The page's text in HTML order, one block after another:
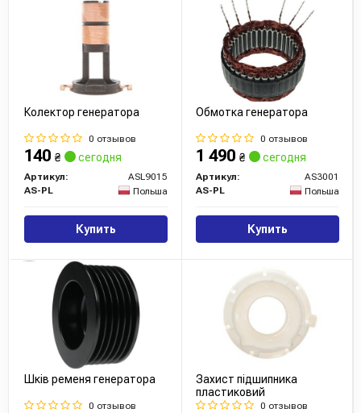
Колектор генератора
0 отзывов
140 ₴ сегодня
Артикул:
ASL9015
AS-PL
Польша
Купить
Обмотка генератора
0 отзывов
1 490 ₴ сегодня
Артикул:
AS3001
AS-PL
Польша
Купить
Шків ременя генератора
0 отзывов
Захист підшипника
пластиковий
0 отзывов